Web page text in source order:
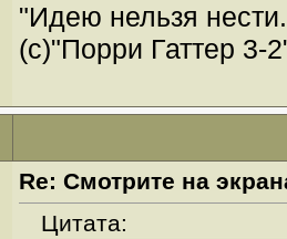
"Идею нельзя
(c)"Порри Гаттер 3-
Re: Смотрите на
Цитата: